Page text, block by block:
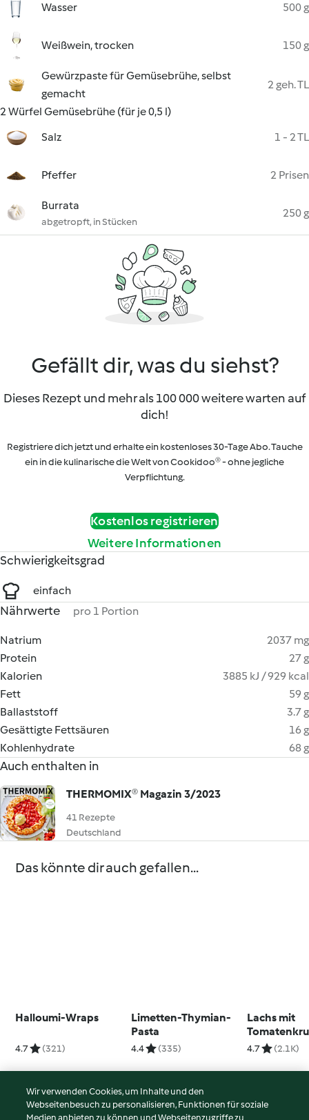
Wasser 500 g
Weißwein, trocken 150 g
Gewürzpaste für Gemüsebrühe, selbst
gemacht
2 geh. TL
2 Würfel Gemüsebrühe (für je 0,5 l)
Salz
1 - 2 TL
Pfeffer 2 Prisen
Burrata
abgetropft, in Stücken
250 g
Gefällt dir, was du siehst?
Dieses Rezept und mehr als 100 000 weitere warten auf
dich!
Registriere dich jetzt und erhalte ein kostenloses 30-Tage Abo. Tauche
ein in die kulinarische die Welt von Cookidoo® - ohne jegliche
Verpflichtung.
Kostenlos registrieren
Weitere Informationen
Schwierigkeitsgrad
einfach
Nährwerte pro 1 Portion
Natrium
2037 mg
Protein
27 g
Kalorien
3885 kJ / 929 kcal
Fett
59 g
Ballaststoff
3.7 g
Gesättigte Fettsäuren
16 g
Kohlenhydrate
68 g
Auch enthalten in
THERMOMIX® Magazin 3/2023
41 Rezepte
Deutschland
Das könnte dir auch gefallen...
Halloumi-Wraps
4.7 (321)
Limetten-Thymian-
Pasta
4.4 (335)
Lachs mit
4.7 (2.1K)
© Copyright 2026
Wir verwenden Cookies, um Inhalte und den
Webseitenbesuch zu personalisieren, Funktionen für soziale
Medien anbieten zu können und Webseitenzugriffe zu